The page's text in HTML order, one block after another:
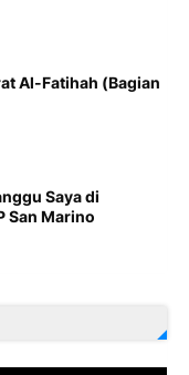
Al-Fatihah (Bagian
Saya di
San Marino